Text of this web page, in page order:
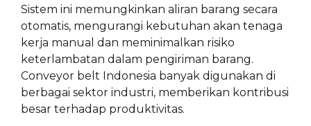
Sistem ini memungkinkan aliran barang secara
otomatis, mengurangi kebutuhan akan tenaga
kerja manual dan meminimalkan risiko
keterlambatan dalam pengiriman barang.
Conveyor belt Indonesia banyak digunakan di
berbagai sektor industri, memberikan kontribusi
besar terhadap produktivitas.